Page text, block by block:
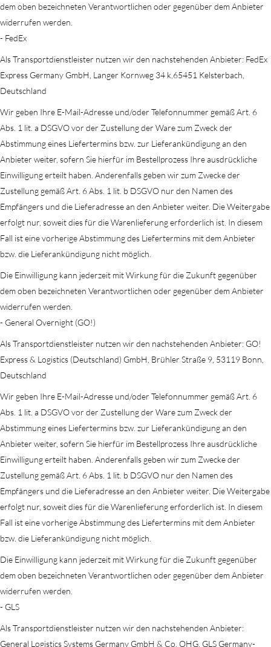
dem oben bezeichneten Verantwortlichen oder gegenüber dem Anbieter
widerrufen werden.
- FedEx
Als Transportdienstleister nutzen wir den nachstehenden Anbieter: FedEx
Express Germany GmbH, Langer Kornweg 34 k,65451 Kelsterbach,
Deutschland
Wir geben Ihre E-Mail-Adresse und/oder Telefonnummer gemäß Art. 6
Abs. 1 lit. a DSGVO vor der Zustellung der Ware zum Zweck der
Abstimmung eines Liefertermins bzw. zur Lieferankündigung an den
Anbieter weiter, sofern Sie hierfür im Bestellprozess Ihre ausdrückliche
Einwilligung erteilt haben. Anderenfalls geben wir zum Zwecke der
Zustellung gemäß Art. 6 Abs. 1 lit. b DSGVO nur den Namen des
Empfängers und die Lieferadresse an den Anbieter weiter. Die Weitergabe
erfolgt nur, soweit dies für die Warenlieferung erforderlich ist. In diesem
Fall ist eine vorherige Abstimmung des Liefertermins mit dem Anbieter
bzw. die Lieferankündigung nicht möglich.
Die Einwilligung kann jederzeit mit Wirkung für die Zukunft gegenüber
dem oben bezeichneten Verantwortlichen oder gegenüber dem Anbieter
widerrufen werden.
- General Overnight (GO!)
Als Transportdienstleister nutzen wir den nachstehenden Anbieter: GO!
Express & Logistics (Deutschland) GmbH, Brühler Straße 9, 53119 Bonn,
Deutschland
Wir geben Ihre E-Mail-Adresse und/oder Telefonnummer gemäß Art. 6
Abs. 1 lit. a DSGVO vor der Zustellung der Ware zum Zweck der
Abstimmung eines Liefertermins bzw. zur Lieferankündigung an den
Anbieter weiter, sofern Sie hierfür im Bestellprozess Ihre ausdrückliche
Einwilligung erteilt haben. Anderenfalls geben wir zum Zwecke der
Zustellung gemäß Art. 6 Abs. 1 lit. b DSGVO nur den Namen des
Empfängers und die Lieferadresse an den Anbieter weiter. Die Weitergabe
erfolgt nur, soweit dies für die Warenlieferung erforderlich ist. In diesem
Fall ist eine vorherige Abstimmung des Liefertermins mit dem Anbieter
bzw. die Lieferankündigung nicht möglich.
Die Einwilligung kann jederzeit mit Wirkung für die Zukunft gegenüber
dem oben bezeichneten Verantwortlichen oder gegenüber dem Anbieter
widerrufen werden.
- GLS
Als Transportdienstleister nutzen wir den nachstehenden Anbieter:
General Logistics Systems Germany GmbH & Co. OHG, GLS Germany-